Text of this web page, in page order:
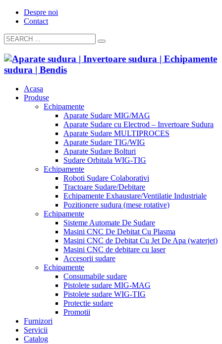
Despre noi
Contact
Acasa
Produse
Echipamente
Aparate Sudare MIG/MAG
Aparate Sudare cu Electrod – Invertoare Sudura
Aparate Sudare MULTIPROCES
Aparate Sudare TIG/WIG
Aparate Sudare Bolturi
Sudare Orbitala WIG-TIG
Echipamente
Roboti Sudare Colaborativi
Tractoare Sudare/Debitare
Echipamente Exhaustare/Ventilatie Industriale
Pozitionere sudura (mese rotative)
Echipamente
Sisteme Automate De Sudare
Masini CNC De Debitat Cu Plasma
Masini CNC de Debitat Cu Jet De Apa (waterjet)
Masini CNC de debitare cu laser
Accesorii sudare
Echipamente
Consumabile sudare
Pistolete sudare MIG-MAG
Pistolete sudare WIG-TIG
Protectie sudare
Promotii
Furnizori
Servicii
Catalog